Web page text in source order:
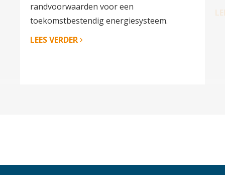
randvoorwaarden voor een
toekomstbestendig energiesysteem.
LEES VERDER